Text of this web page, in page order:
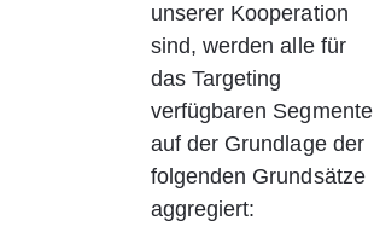
unserer Kooperation
sind, werden alle für
das Targeting
verfügbaren Segmente
auf der Grundlage der
folgenden Grundsätze
aggregiert: